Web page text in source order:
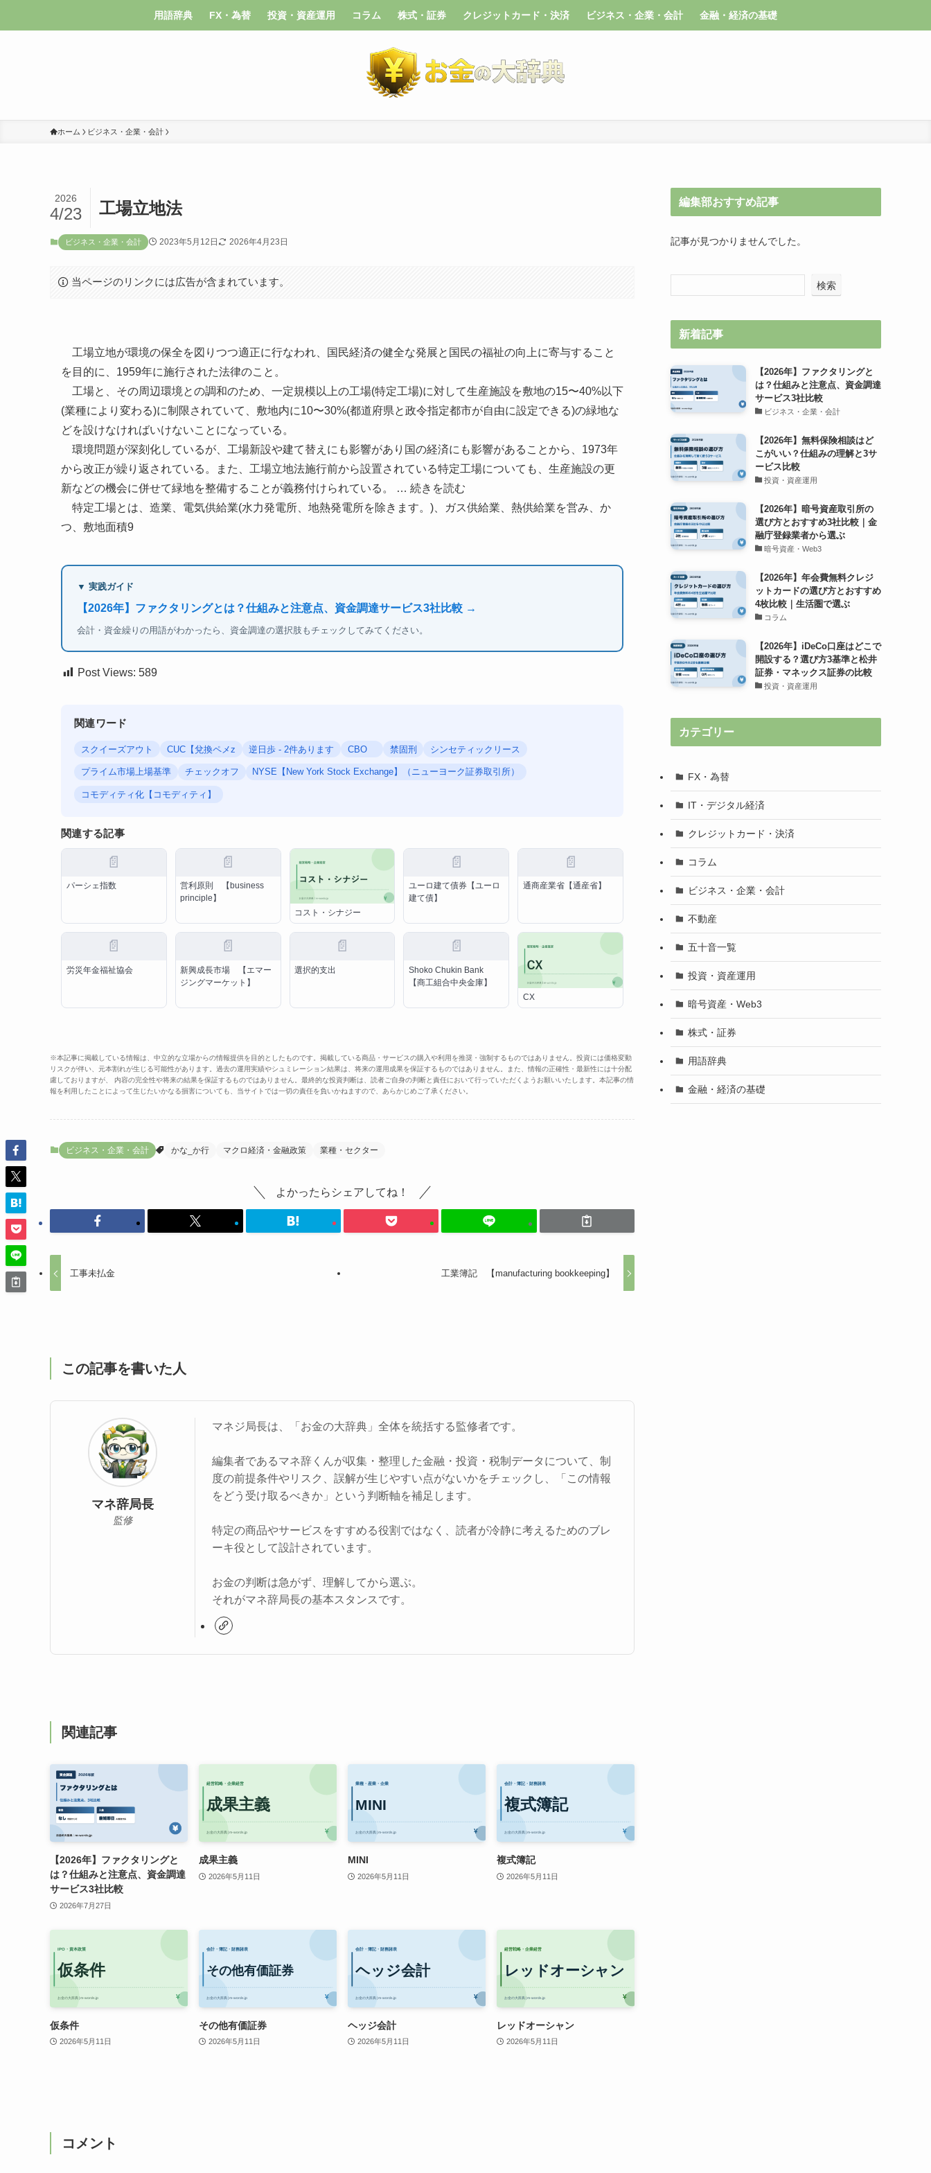
用語辞典 FX・為替 投資・資産運用 コラム 株式・証券 クレジットカード・決済 ビジネス・企業・会計 金融・経済の基礎
ホーム ビジネス・企業・会計
工場立地法
2026
4/23
ビジネス・企業・会計 2023年5月12日 2026年4月23日
当ページのリンクには広告が含まれています。
工場立地が環境の保全を図りつつ適正に行なわれ、国民経済の健全な発展と国民の福祉の向上に寄与すること
を目的に、1959年に施行された法律のこと。
工場と、その周辺環境との調和のため、一定規模以上の工場(特定工場)に対して生産施設を敷地の15〜40%以下
(業種により変わる)に制限されていて、敷地内に10〜30%(都道府県と政令指定都市が自由に設定できる)の緑地な
どを設けなければいけないことになっている。
環境問題が深刻化しているが、工場新設や建て替えにも影響があり国の経済にも影響があることから、1973年
から改正が繰り返されている。また、工場立地法施行前から設置されている特定工場についても、生産施設の更
新などの機会に併せて緑地を整備することが義務付けられている。 … 続きを読む
特定工場とは、造業、電気供給業(水力発電所、地熱発電所を除きます。)、ガス供給業、熱供給業を営み、か
つ、敷地面積9
▼ 実践ガイド
【2026年】ファクタリングとは？仕組みと注意点、資金調達サービス3社比較 →
会計・資金繰りの用語がわかったら、資金調達の選択肢もチェックしてみてください。
Post Views: 589
関連ワード
スクイーズアウト CUC【兌換ペメz 逆日歩 - 2件あります CBO 禁固刑 シンセティックリース
プライム市場上場基準 チェックオフ NYSE【New York Stock Exchange】（ニューヨーク証券取引所）
コモディティ化【コモディティ】
関連する記事
📄
パーシェ指数
📄
営利原則 【business
principle】
コスト・シナジー
📄
ユーロ建て債券【ユーロ
建て債】
📄
通商産業省【通産省】
📄
労災年金福祉協会
📄
新興成長市場 【エマー
ジングマーケット】
📄
選択的支出
📄
Shoko Chukin Bank
【商工組合中央金庫】
CX
※本記事に掲載している情報は、中立的な立場からの情報提供を目的としたものです。掲載している商品・サービスの購入や利用を推奨・強制するものではありません。投資には価格変動
リスクが伴い、元本割れが生じる可能性があります。過去の運用実績やシュミレーション結果は、将来の運用成果を保証するものではありません。また、情報の正確性・最新性には十分配
慮しておりますが、 内容の完全性や将来の結果を保証するものではありません。最終的な投資判断は、読者ご自身の判断と責任において行っていただくようお願いいたします。本記事の情
報を利用したことによって生じたいかなる損害についても、当サイトでは一切の責任を負いかねますので、あらかじめご了承ください。
ビジネス・企業・会計 かな_か行 マクロ経済・金融政策 業種・セクター
よかったらシェアしてね！
工事未払金 工業簿記 【manufacturing bookkeeping】
この記事を書いた人
マネ辞局長
監修
マネジ局長は、「お金の大辞典」全体を統括する監修者です。
編集者であるマネ辞くんが収集・整理した金融・投資・税制データについて、制
度の前提条件やリスク、誤解が生じやすい点がないかをチェックし、「この情報
をどう受け取るべきか」という判断軸を補足します。
特定の商品やサービスをすすめる役割ではなく、読者が冷静に考えるためのブレ
ーキ役として設計されています。
お金の判断は急がず、理解してから選ぶ。
それがマネ辞局長の基本スタンスです。
関連記事
【2026年】ファクタリングと
は？仕組みと注意点、資金調達
サービス3社比較
2026年7月27日
成果主義
2026年5月11日
MINI
2026年5月11日
複式簿記
2026年5月11日
仮条件
2026年5月11日
その他有価証券
2026年5月11日
ヘッジ会計
2026年5月11日
レッドオーシャン
2026年5月11日
コメント
編集部おすすめ記事
記事が見つかりませんでした。
検索
新着記事
【2026年】ファクタリングと
は？仕組みと注意点、資金調達
サービス3社比較
ビジネス・企業・会計
【2026年】無料保険相談はど
こがいい？仕組みの理解と3サ
ービス比較
投資・資産運用
【2026年】暗号資産取引所の
選び方とおすすめ3社比較｜金
融庁登録業者から選ぶ
暗号資産・Web3
【2026年】年会費無料クレジ
ットカードの選び方とおすすめ
4枚比較｜生活圏で選ぶ
コラム
【2026年】iDeCo口座はどこで
開設する？選び方3基準と松井
証券・マネックス証券の比較
投資・資産運用
カテゴリー
FX・為替
IT・デジタル経済
クレジットカード・決済
コラム
ビジネス・企業・会計
不動産
五十音一覧
投資・資産運用
暗号資産・Web3
株式・証券
用語辞典
金融・経済の基礎